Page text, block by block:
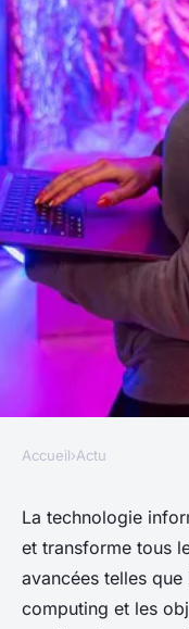
Comment
société que
Accueil›Actu
La technologie
et transforme tous
avancées telles
computing et les